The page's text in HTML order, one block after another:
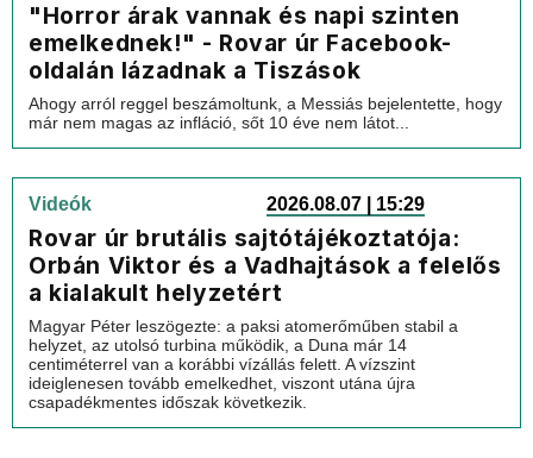
"Horror árak vannak és napi szinten
emelkednek!" - Rovar úr Facebook-
oldalán lázadnak a Tiszások
Ahogy arról reggel beszámoltunk, a Messiás bejelentette, hogy
már nem magas az infláció, sőt 10 éve nem látot...
Videók 2026.08.07 | 15:29
Rovar úr brutális sajtótájékoztatója:
Orbán Viktor és a Vadhajtások a felelős
a kialakult helyzetért
Magyar Péter leszögezte: a paksi atomerőműben stabil a
helyzet, az utolsó turbina működik, a Duna már 14
centiméterrel van a korábbi vízállás felett. A vízszint
ideiglenesen tovább emelkedhet, viszont utána újra
csapadékmentes időszak következik.